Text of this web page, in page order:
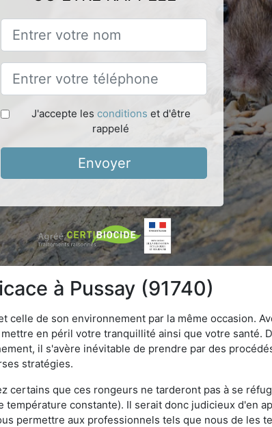
J'accepte les conditions et d'être
rappelé
Envoyer
à Pussay (91740)
celle de son environnement par la même occasion.
en péril votre tranquillité ainsi que votre santé.
il s'avère inévitable de prendre par des
stratégies.
certains que ces rongeurs ne tarderont pas à se
constante). Il serait donc judicieux d'en
permettre aux professionnels tels que nous de les